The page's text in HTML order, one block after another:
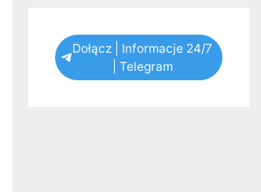
Dołącz | Informacje 24/7
| Telegram